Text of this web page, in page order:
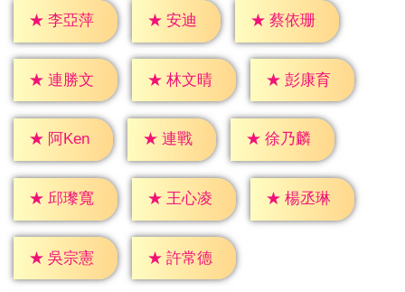
★ 李亞萍 ★ 安迪 ★ 蔡依珊
★ 連勝文 ★ 林文晴 ★ 彭康育
★ 阿Ken ★ 連戰 ★ 徐乃麟
★ 邱瓈寬 ★ 王心凌 ★ 楊丞琳
★ 吳宗憲 ★ 許常德